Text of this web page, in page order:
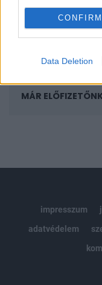
CONFIRM
Data Deletion
Kötéslisták:
kötéslistái
MÁR
impresszum
adatvédelem